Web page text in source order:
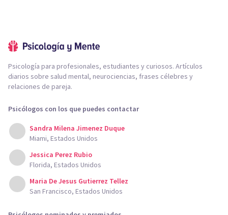
Psicología para profesionales, estudiantes y curiosos. Artículos
diarios sobre salud mental, neurociencias, frases célebres y
relaciones de pareja.
Psicólogos con los que puedes contactar
Sandra Milena Jimenez Duque
Miami, Estados Unidos
Jessica Perez Rubio
Florida, Estados Unidos
Maria De Jesus Gutierrez Tellez
San Francisco, Estados Unidos